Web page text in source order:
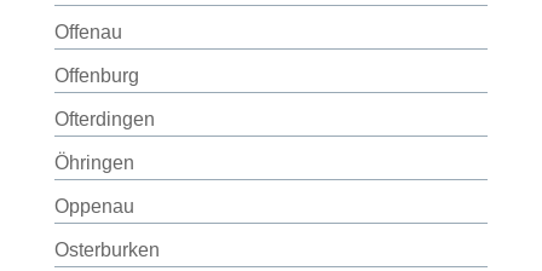
Offenau
Offenburg
Ofterdingen
Öhringen
Oppenau
Osterburken